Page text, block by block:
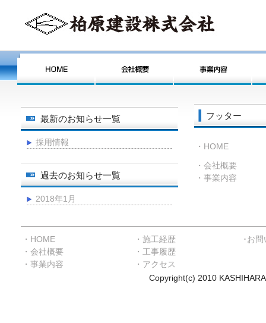
フッター
・HOME
・会社概要
・事業内容
最新のお知らせ一覧
採用情報
過去のお知らせ一覧
2018年1月
・HOME ・施工経歴
･お
・会社概要
・工事履歴
・事業内容
・アクセス
Copyright(c) 2010